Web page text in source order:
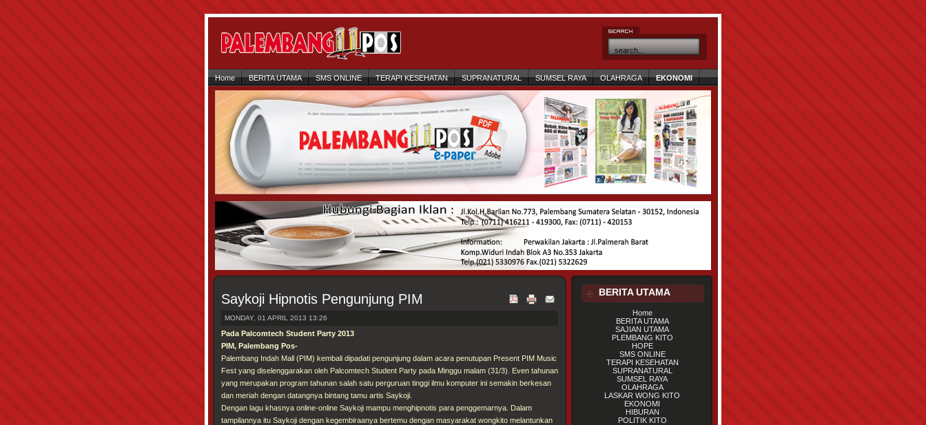
Home BERITA UTAMA SMS ONLINE TERAPI KESEHATAN SUPRANATURAL SUMSEL RAYA OLAHRAGA EKONOMI
BERITA UTAMA
Home
BERITA UTAMA
SAJIAN UTAMA
PLEMBANG KITO
HOPE
SMS ONLINE
TERAPI KESEHATAN
SUPRANATURAL
SUMSEL RAYA
OLAHRAGA
LASKAR WONG KITO
EKONOMI
HIBURAN
POLITIK KITO
Saykoji Hipnotis Pengunjung PIM
MONDAY, 01 APRIL 2013 13:26
Pada Palcomtech Student Party 2013
PIM, Palembang Pos-
Palembang Indah Mall (PIM) kembali dipadati pengunjung dalam acara penutupan Present PIM Music
Fest yang diselenggarakan oleh Palcomtech Student Party pada Minggu malam (31/3). Even tahunan
yang merupakan program tahunan salah satu perguruan tinggi ilmu komputer ini semakin berkesan
dan meriah dengan datangnya bintang tamu artis Saykoji.
Dengan lagu khasnya online-online Saykoji mampu menghipnotis para penggemarnya. Dalam
tampilannya itu Saykoji dengan kegembiraanya bertemu dengan masyarakat wongkito melantunkan